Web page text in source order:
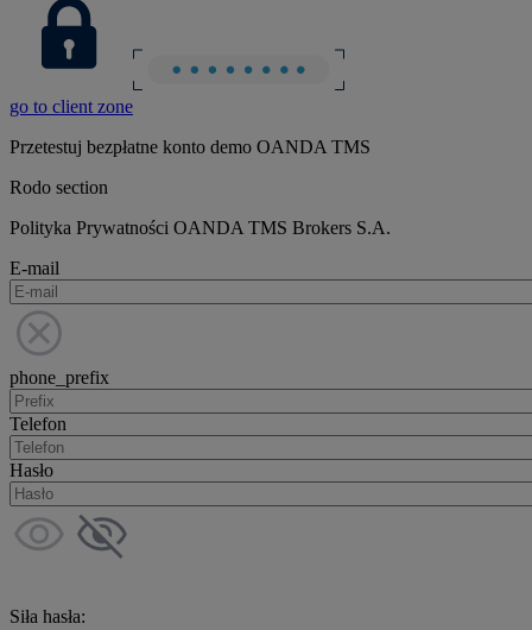
go to client zone
Przetestuj bezpłatne konto demo OANDA TMS
Rodo section
Polityka Prywatności OANDA TMS Brokers S.A.
E-mail
phone_prefix
Telefon
Hasło
Siła hasła: